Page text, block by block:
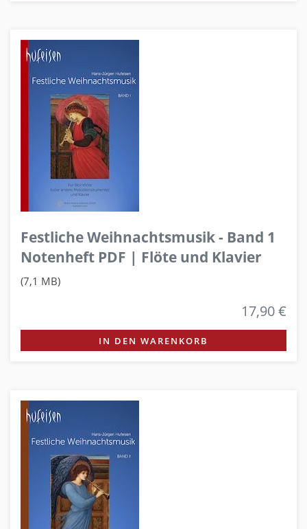
Festliche Weihnachtsmusik - Band 1
Notenheft PDF | Flöte und Klavier
(7,1 MB)
17,90 €
IN DEN WARENKORB